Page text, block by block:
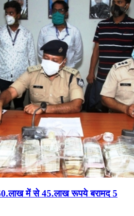
में से 45.लाख रूपये बरामद 5